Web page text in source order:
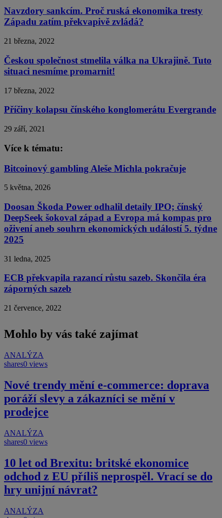
Navzdory sankcím. Proč ruská ekonomika tresty
Západu zatím překvapivě zvládá?
21 března, 2022
Českou společnost stmelila válka na Ukrajině. Tuto
situaci nesmíme promarnit!
17 března, 2022
Příčiny kolapsu čínského konglomerátu Evergrande
29 září, 2021
Více k tématu:
Bitcoinový gambling Aleše Michla pokračuje
5 května, 2026
Doosan Škoda Power odhalil detaily IPO; čínský
DeepSeek šokoval západ a Evropa má kompas pro
oživení aneb souhrn ekonomických událostí 5. týdne
2025
31 ledna, 2025
ECB překvapila razancí růstu sazeb. Skončila éra
záporných sazeb
21 července, 2022
Mohlo by vás také zajímat
ANALÝZA
shares0 views
Nové trendy mění e-commerce: doprava
poráží slevy a zákazníci se mění v
prodejce
ANALÝZA
shares0 views
10 let od Brexitu: britské ekonomice
odchod z EU příliš neprospěl. Vrací se do
hry unijní návrat?
ANALÝZA